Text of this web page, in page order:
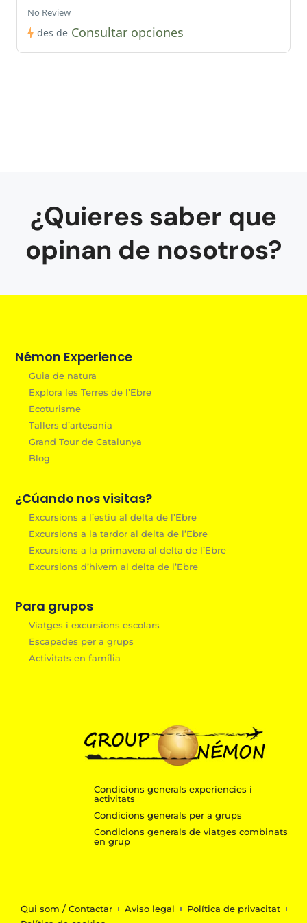
No Review
des de Consultar opciones
¿Quieres saber que
opinan de nosotros?
Némon Experience
Guia de natura
Explora les Terres de l’Ebre
Ecoturisme
Tallers d’artesania
Grand Tour de Catalunya
Blog
¿Cúando nos visitas?
Excursions a l’estiu al delta de l’Ebre
Excursions a la tardor al delta de l’Ebre
Excursions a la primavera al delta de l’Ebre
Excursions d’hivern al delta de l’Ebre
Para grupos
Viatges i excursions escolars
Escapades per a grups
Activitats en família
Condicions generals experiencies i
activitats
Condicions generals per a grups
Condicions generals de viatges combinats
en grup
Qui som / Contactar Aviso legal
Política de privacitat